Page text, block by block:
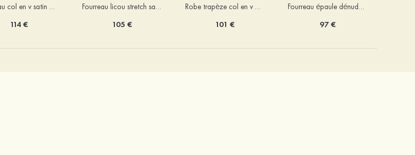
Fourreau col en v satin extensible ras du sol robe de demoiselle d'honneur
114 €
Fourreau licou stretch satin longueur cheville robe de demoiselle d'honneur
105 €
Robe trapèze col en v mousseline ras du sol robe de demoiselle d'honneur
101 €
Fourreau épaule dénudée satin extensible ras du sol robe de demoiselle d'honneur
97 €